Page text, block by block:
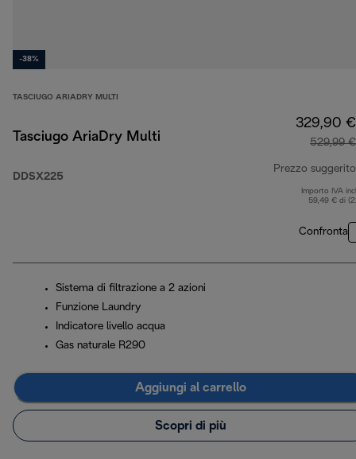
-38%
TASCIUGO ARIADRY MULTI
Tasciugo AriaDry Multi
DDSX225
329,90 €
529,99 €
Prezzo suggerito
Importo IVA
59,49 € di
Confronta
Sistema di filtrazione a 2 azioni
Funzione Laundry
Indicatore livello acqua
Gas naturale R290
Aggiungi al carrello
Scopri di più